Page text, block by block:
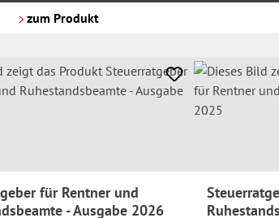
zum Produkt
für Rentner und
- Ausgabe 2026